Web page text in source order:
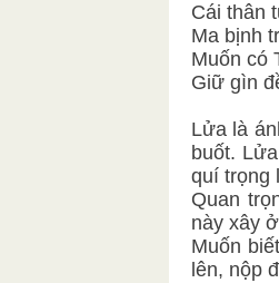
Cái thân
Ma bịnh
Muốn có
Giữ gìn
Lửa là
buốt.
quí trọng
Quan
này xây
Muốn
lên, nộp